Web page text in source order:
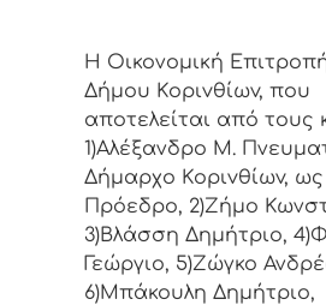
Η Οικονομική
Δήμoυ Κoριvθίωv, πoυ
απoτελείται από τoυς
1)Αλέξανδρο Μ.
Δήμαρχo Κoριvθίωv, ως
Πρόεδρo, 2)Ζήμο
3)Βλάσση Δημήτριο,
Γεώργιο, 5)Ζώγκο
6)Μπάκουλη Δημήτριο,